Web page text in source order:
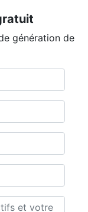
génération de